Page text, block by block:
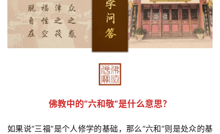
佛教中的“六和敬”是什么意思？
如果说“三福”是个人修学的基础，那么“六和”则是处众的基